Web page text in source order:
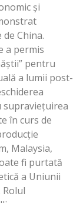
și
China.
a permis
pentru
a lumii post-
supraviețuirea
în curs de
Malaysia,
fi purtată
a Uniunii